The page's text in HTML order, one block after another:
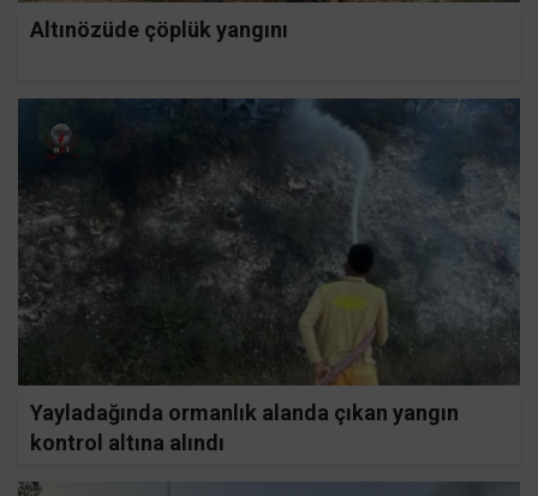
Altınözüde çöplük yangını
Yayladağında ormanlık alanda çıkan yangın
kontrol altına alındı